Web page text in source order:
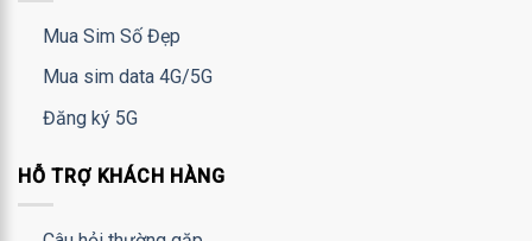
Mua Sim Số Đẹp
Mua sim data 4G/5G
Đăng ký 5G
HỖ TRỢ KHÁCH HÀNG